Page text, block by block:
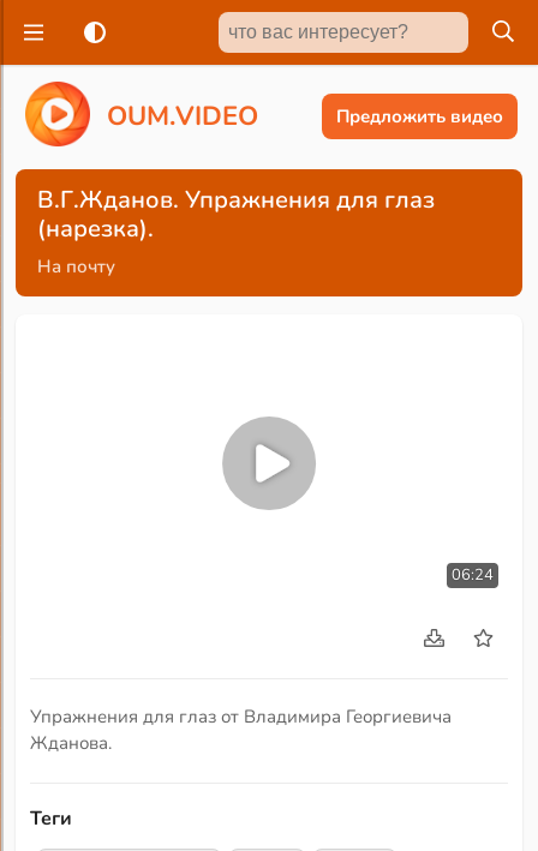
OUM.VIDEO Предложить видео
В.Г.Жданов. Упражнения для глаз
(нарезка).
На почту
06:24
Упражнения для глаз от Владимира Георгиевича
Жданова.
Теги